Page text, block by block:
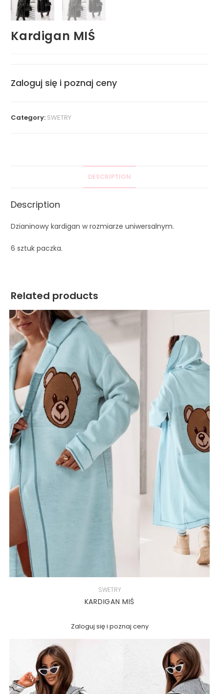
Kardigan MIŚ
Zaloguj się i poznaj ceny
Category: SWETRY
DESCRIPTION
Description
Dzianinowy kardigan w rozmiarze uniwersalnym.
6 sztuk paczka.
Related products
SWETRY
KARDIGAN MIŚ
Zaloguj się i poznaj ceny